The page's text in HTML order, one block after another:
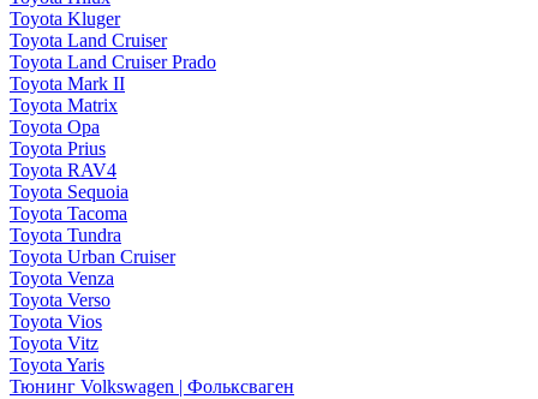
Toyota Kluger
Toyota Land Cruiser
Toyota Land Cruiser Prado
Toyota Mark II
Toyota Matrix
Toyota Opa
Toyota Prius
Toyota RAV4
Toyota Sequoia
Toyota Tacoma
Toyota Tundra
Toyota Urban Cruiser
Toyota Venza
Toyota Verso
Toyota Vios
Toyota Vitz
Toyota Yaris
Тюнинг Volkswagen | Фольксваген